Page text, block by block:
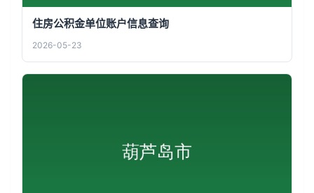
住房公积金单位账户信息查询
2026-05-23